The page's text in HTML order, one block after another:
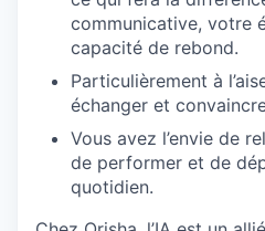
communicative, votre
capacité de rebond.
Particulièrement à
échanger et
Vous avez l’envie de
de performer et de
quotidien.